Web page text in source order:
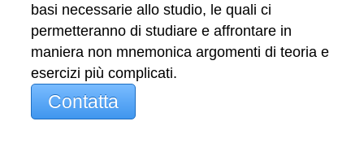
basi necessarie allo studio, le quali ci
permetteranno di studiare e affrontare in
maniera non mnemonica argomenti di teoria e
esercizi più complicati.
Contatta